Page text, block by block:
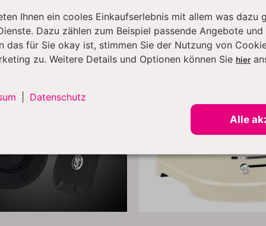
KAUFTEN DAZU FOLGENDE
Ihnen ein cooles Einkaufserlebnis mit allem was dazu
Dazu zählen zum Beispiel passende Angebote
das für Sie okay ist, stimmen Sie der Nutzung von
zu. Weitere Details und Optionen können Sie hier
Datenschutz
Alle